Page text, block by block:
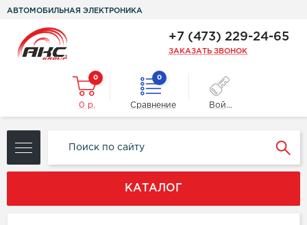
АВТОМОБИЛЬНАЯ ЭЛЕКТРОНИКА
+7 (473) 229-24-65
ЗАКАЗАТЬ ЗВОНОК
0
0 р.
0
Сравнение Войти
КАТАЛОГ